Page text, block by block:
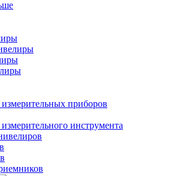
приборов
инструмента